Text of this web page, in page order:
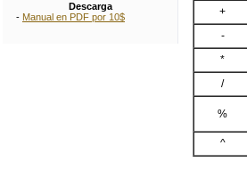
+
-
*
/
%
^
Descarga
- Manual en PDF por 10$